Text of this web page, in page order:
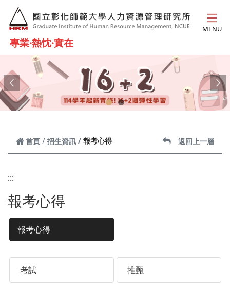
跳到主要內容
專業‧熱忱‧實在
MENU
Previous
首頁 招生資訊 報考心得 返回上一層
:::
報考心得
報考心得
考試 推甄